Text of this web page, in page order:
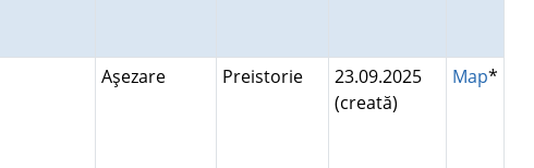
Aşezare Preistorie
23.09.2025
(creată)
Map*